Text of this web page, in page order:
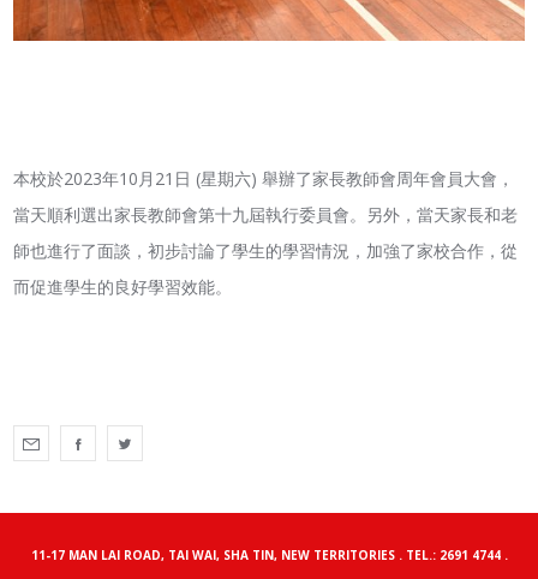
本校於2023年10月21日 (星期六) 舉辦了家長教師會周年會員大會，
當天順利選出家長教師會第十九屆執行委員會。另外，當天家長和老
師也進行了面談，初步討論了學生的學習情況，加強了家校合作，從
而促進學生的良好學習效能。
11-17 MAN LAI ROAD, TAI WAI, SHA TIN, NEW TERRITORIES . TEL.: 2691 4744 .